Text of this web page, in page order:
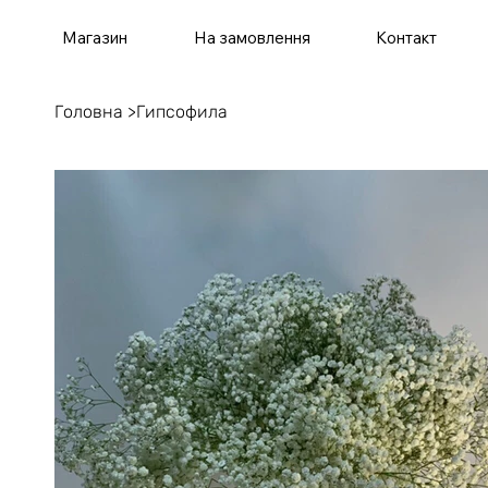
Магазин На замовлення Контакт
Головна >Гипсофила